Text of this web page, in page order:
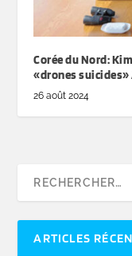
Corée du Nord:
«drones suicides»
26 août 2024
ARTICLES